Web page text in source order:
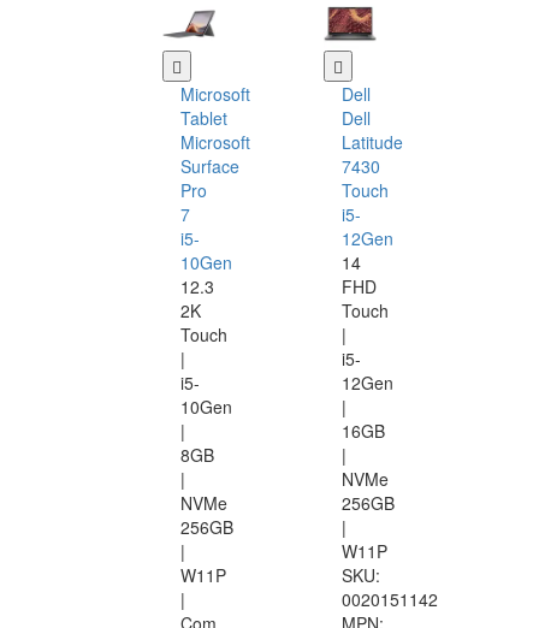
Microsoft
Tablet
Microsoft
Surface
Pro
7
i5-
10Gen
12.3
2K
Touch
|
i5-
10Gen
|
8GB
|
NVMe
256GB
|
W11P
|
Dell
Dell
Latitude
7430
Touch
i5-
12Gen
14
FHD
Touch
|
i5-
12Gen
|
16GB
|
NVMe
256GB
|
W11P
SKU:
0020151142